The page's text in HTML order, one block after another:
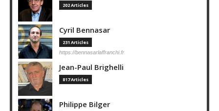
202 Articles
Cyril Bennasar
231 Articles
https://bennasarlaffranchi.fr
Jean-Paul Brighelli
817 Articles
Philippe Bilger